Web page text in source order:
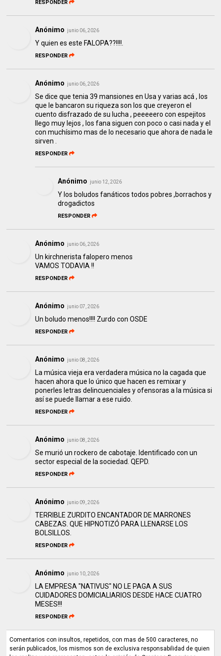
RESPONDER
Anónimo junio 06, 2026
Y quien es este FALOPA??!!!!.
RESPONDER
Anónimo junio 06, 2026
Se dice que tenia 39 mansiones en Usa y varias acá , los
que le bancaron su riqueza son los que creyeron el
cuento disfrazado de su lucha , peeeeero con espejitos
llego muy lejos , los fana siguen con poco o casi nada y el
con muchísimo mas de lo necesario que ahora de nada le
sirven .
RESPONDER
Anónimo junio 12, 2026
Y los boludos fanáticos todos pobres ,borrachos y
drogadictos
RESPONDER
Anónimo junio 06, 2026
Un kirchnerista falopero menos
VAMOS TODAVIA !!
RESPONDER
Anónimo junio 07, 2026
Un boludo menos!!!! Zurdo con OSDE
RESPONDER
Anónimo junio 08, 2026
La música vieja era verdadera música no la cagada que
hacen ahora que lo único que hacen es remixar y
ponerles letras delincuenciales y ofensoras a la música si
así se puede llamar a ese ruido.
RESPONDER
Anónimo junio 08, 2026
Se murió un rockero de cabotaje. Identificado con un
sector especial de la sociedad. QEPD.
RESPONDER
Anónimo junio 09, 2026
TERRIBLE ZURDITO ENCANTADOR DE MARRONES
CABEZAS. QUE HIPNOTIZÓ PARA LLENARSE LOS
BOLSILLOS.
RESPONDER
Anónimo junio 10, 2026
LA EMPRESA "NATIVUS" NO LE PAGA A SUS
CUIDADORES DOMICIALIARIOS DESDE HACE CUATRO
MESES!!!
RESPONDER
Comentarios con insultos, repetidos, con mas de 500 caracteres, no
serán publicados, los mismos son de exclusiva responsabilidad de quien